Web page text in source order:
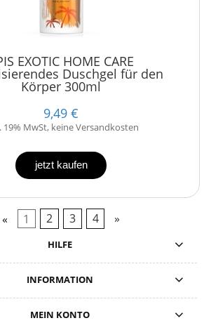
EXOTIC HOME CARE
Duschgel für den
Körper 300ml
9,49 €
19% MwSt, keine Versandkosten
jetzt kaufen
« 1 2 3 4 »
HILFE
INFORMATION
MEIN KONTO